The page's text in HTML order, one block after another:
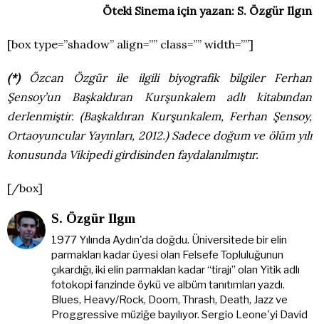
Öteki Sinema için yazan: S. Özgür Ilgın
[box type=”shadow” align=”” class=”” width=””]
(*)Özcan Özgür ile ilgili biyografik bilgiler Ferhan
Şensoy’un Başkaldıran Kurşunkalem adlı kitabından
derlenmiştir. (Başkaldıran Kurşunkalem, Ferhan Şensoy,
Ortaoyuncular Yayınları, 2012.) Sadece doğum ve ölüm yılı
konusunda Vikipedi girdisinden faydalanılmıştır.
[/box]
S. Özgür Ilgın
1977 Yılında Aydın'da doğdu. Üniversitede bir elin
parmakları kadar üyesi olan Felsefe Topluluğunun
çıkardığı, iki elin parmakları kadar “tirajı” olan Yitik adlı
fotokopi fanzinde öykü ve albüm tanıtımları yazdı.
Blues, Heavy/Rock, Doom, Thrash, Death, Jazz ve
Proggressive müziğe bayılıyor. Sergio Leone'yi David